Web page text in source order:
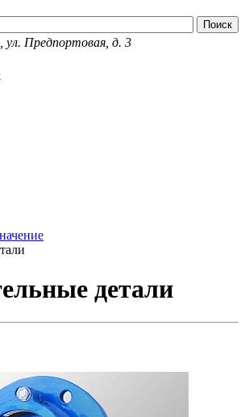
Предпортовая, д. 3
детали